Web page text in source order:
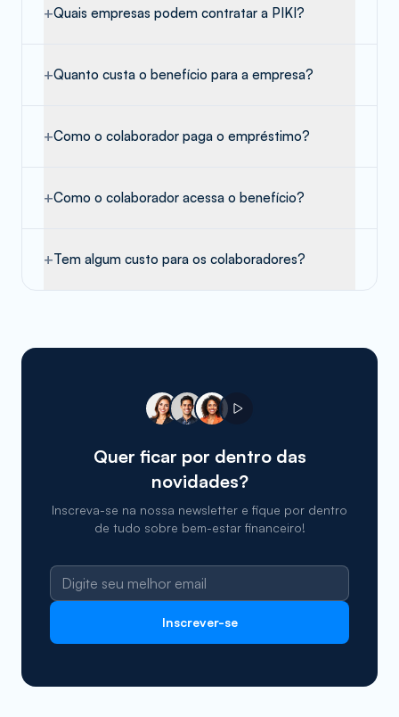
+Quais empresas podem contratar a PIKI?
+Quanto custa o benefício para a empresa?
+Como o colaborador paga o empréstimo?
+Como o colaborador acessa o benefício?
+Tem algum custo para os colaboradores?
Quer ficar por dentro das
novidades?
Inscreva-se na nossa newsletter e fique por dentro
de tudo sobre bem-estar financeiro!
Inscrever-se